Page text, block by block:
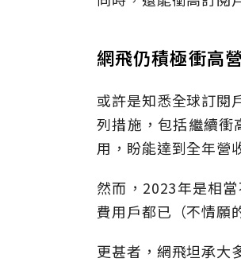
網飛仍積極衝高
或許是知悉全球訂閱
列措施，包括繼續衝
用，盼能達到全年營
然而，2023年是相
費用戶都已（不情願
更甚者，網飛坦承大